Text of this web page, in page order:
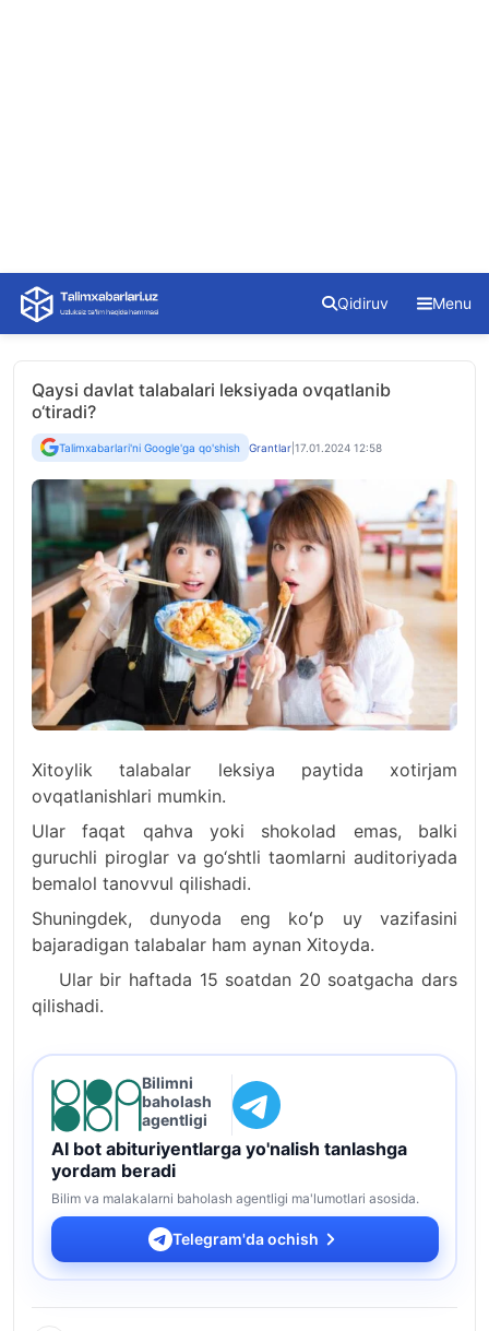
Skip
content
Qidiruv Menu
Qaysi davlat talabalari leksiyada ovqatlanib
o‘tiradi?
Talimxabarlari'ni Google'ga qo'shish Grantlar 17.01.2024 12:58
Xitoylik talabalar leksiya paytida xotirjam
ovqatlanishlari mumkin.
Ular faqat qahva yoki shokolad emas, balki
guruchli piroglar va go‘shtli taomlarni auditoriyada
bemalol tanovvul qilishadi.
Shuningdek, dunyoda eng koʻp uy vazifasini
bajaradigan talabalar ham aynan Xitoyda.
Ular bir haftada 15 soatdan 20 soatgacha dars
qilishadi.
Bilimni
baholash
agentligi
AI bot abituriyentlarga yo'nalish tanlashga
yordam beradi
Bilim va malakalarni baholash agentligi ma'lumotlari asosida.
Telegram'da ochish